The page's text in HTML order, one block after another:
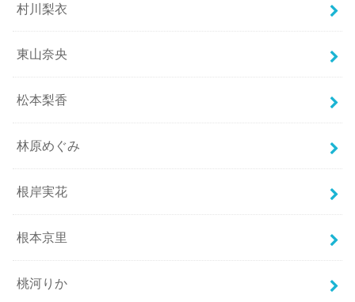
村川梨衣
東山奈央
松本梨香
林原めぐみ
根岸実花
根本京里
桃河りか